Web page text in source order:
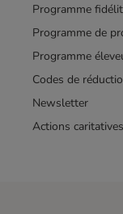
Programme
Programme de
Programme
Codes de
Newsletter
Actions caritatives